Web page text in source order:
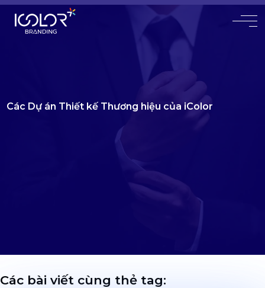
#
Các Dự án Thiết kế Thương hiệu của iColor
Đã có 9000+ khách hàng tin tưởng sử dụng dịch vụ
Các bài viết cùng thẻ tag: